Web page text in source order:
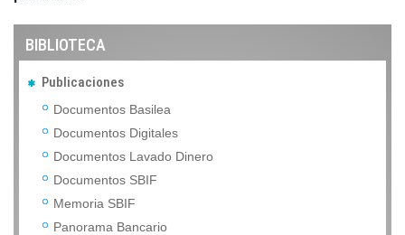
BIBLIOTECA
Publicaciones
Documentos Basilea
Documentos Digitales
Documentos Lavado Dinero
Documentos SBIF
Memoria SBIF
Panorama Bancario